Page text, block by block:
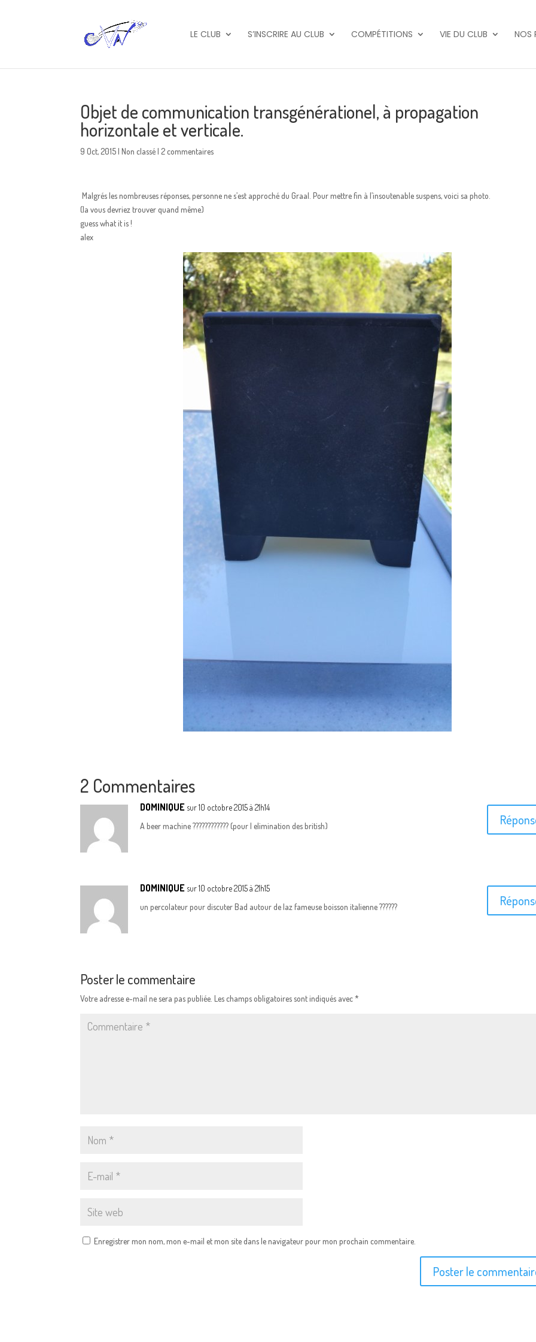
LE CLUB S’INSCRIRE AU CLUB COMPÉTITIONS VIE DU CLUB NOS
Objet de communication transgénérationel, à propagation
horizontale et verticale.
9 Oct, 2015|Non classé|2 commentaires
Malgrés les nombreuses réponses, personne ne s’est approché du Graal. Pour mettre fin à l’insoutenable suspens, voici sa photo.
(la vous devriez trouver quand même)
guess what it is !
alex
2 Commentaires
DOMINIQUE sur 10 octobre 2015 à 21h14
A beer machine ???????????? (pour l elimination des british)
DOMINIQUE sur 10 octobre 2015 à 21h15
un percolateur pour discuter Bad autour de laz fameuse boisson italienne ??????
Poster le commentaire
Votre adresse e-mail ne sera pas publiée. Les champs obligatoires sont indiqués avec*
Enregistrer mon nom, mon e-mail et mon site dans le navigateur pour mon prochain commentaire.